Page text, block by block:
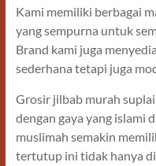
Kami memiliki berbagai
yang sempurna untuk
Brand kami juga
sederhana tetapi juga
Grosir jilbab murah
dengan gaya yang islami
muslimah semakin
tertutup ini tidak hanya